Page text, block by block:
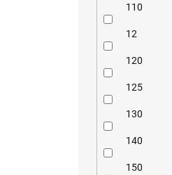
110
12
120
125
130
140
150